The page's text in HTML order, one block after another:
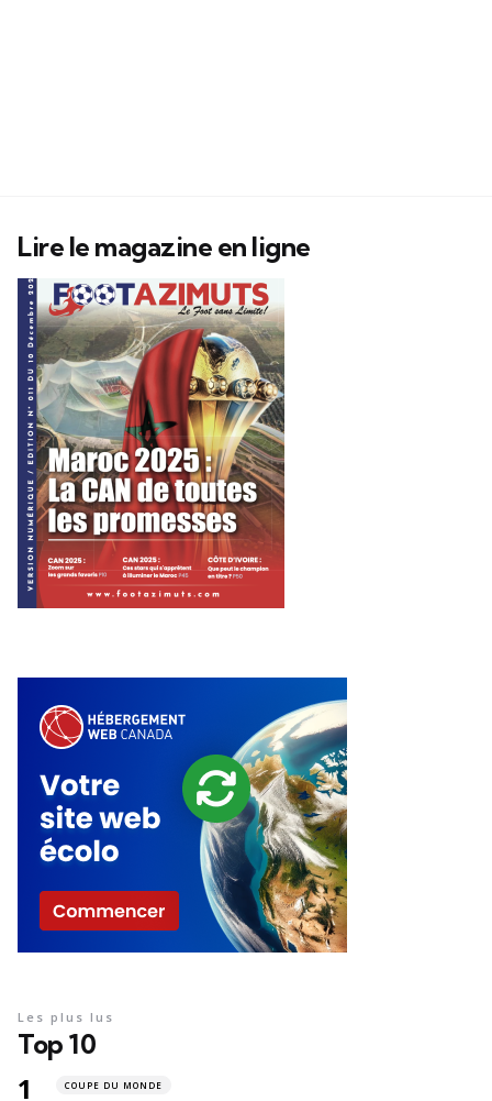
Lire le magazine en ligne
Top 10
Les plus lus
COUPE DU MONDE